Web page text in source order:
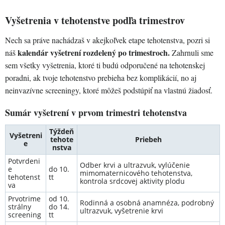
Vyšetrenia v tehotenstve podľa trimestrov
Nech sa práve nachádzaš v akejkoľvek etape tehotenstva, pozri si
náškalendár vyšetrení rozdelený po trimestroch.Zahrnuli sme
sem všetky vyšetrenia, ktoré ti budú odporučené na tehotenskej
poradni, ak tvoje tehotenstvo prebieha bez komplikácií, no aj
neinvazívne screeningy, ktoré môžeš podstúpiť na vlastnú žiadosť.
Sumár vyšetrení v prvom trimestri tehotenstva
Vyšetreni
e
Týždeň
tehote
nstva
Priebeh
Potvrdeni
e
tehotenst
va
do 10.
tt
Odber krvi a ultrazvuk, vylúčenie
mimomaternicového tehotenstva,
kontrola srdcovej aktivity plodu
Prvotrime
strálny
screening
od 10.
do 14.
tt
Rodinná a osobná anamnéza, podrobný
ultrazvuk, vyšetrenie krvi